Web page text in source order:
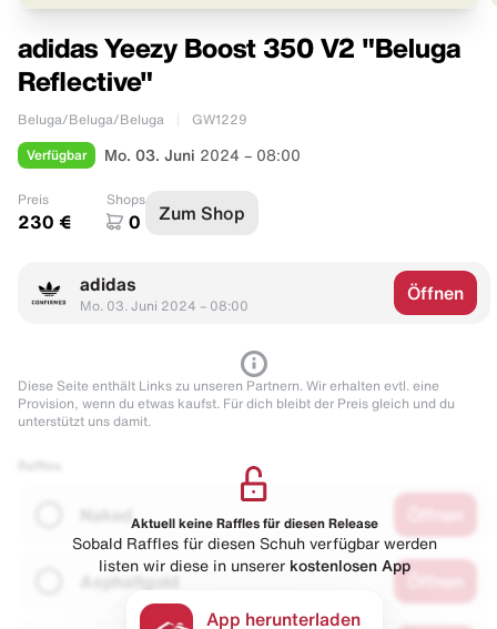
adidas Yeezy Boost 350 V2 "Beluga
Reflective"
Beluga/Beluga/Beluga GW1229
Verfügbar Mo. 03. Juni 2024 – 08:00
Preis
230 €
Shops
0 Zum Shop
adidas
Mo. 03. Juni 2024 – 08:00
Öffnen
Diese Seite enthält Links zu unseren Partnern. Wir erhalten evtl. eine
Provision, wenn du etwas kaufst. Für dich bleibt der Preis gleich und du
unterstützt uns damit.
Naked
Asphaltgold
Aktuell keine Raffles für diesen Release
Sobald Raffles für diesen Schuh verfügbar werden
listen wir diese in unserer kostenlosen App
App herunterladen